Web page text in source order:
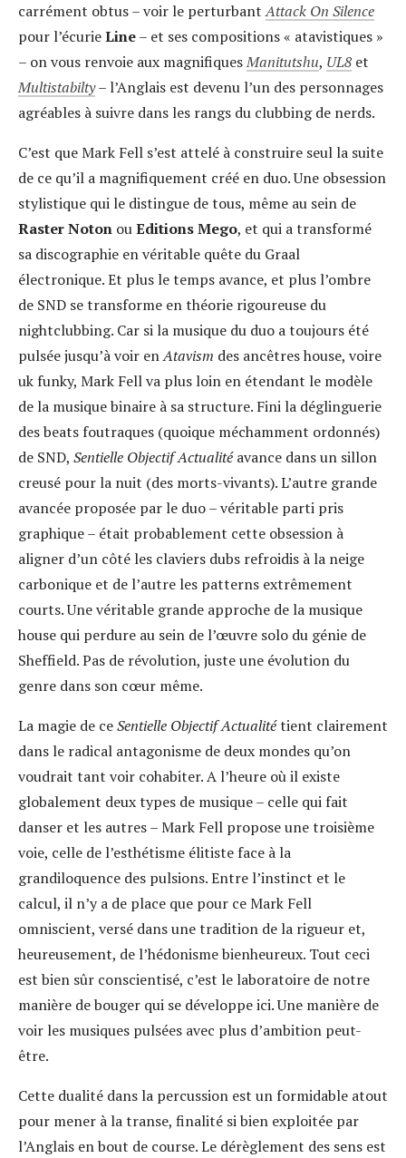
carrément obtus – voir le perturbantAttack On Silence
pour l’écurieLine– et ses compositions « atavistiques »
– on vous renvoie aux magnifiquesManitutshu, UL8 et
Multistabilty– l’Anglais est devenu l’un des personnages
agréables à suivre dans les rangs du clubbing de nerds.
C’est que Mark Fell s’est attelé à construire seul la suite
de ce qu’il a magnifiquement créé en duo. Une obsession
stylistique qui le distingue de tous, même au sein de
Raster Noton ouEditions Mego, et qui a transformé
sa discographie en véritable quête du Graal
électronique. Et plus le temps avance, et plus l’ombre
de SND se transforme en théorie rigoureuse du
nightclubbing. Car si la musique du duo a toujours été
pulsée jusqu’à voir enAtavism des ancêtres house, voire
uk funky, Mark Fell va plus loin en étendant le modèle
de la musique binaire à sa structure. Fini la déglinguerie
des beats foutraques (quoique méchamment ordonnés)
de SND, Sentielle Objectif Actualitéavance dans un sillon
creusé pour la nuit (des morts-vivants). L’autre grande
avancée proposée par le duo – véritable parti pris
graphique – était probablement cette obsession à
aligner d’un côté les claviers dubs refroidis à la neige
carbonique et de l’autre les patterns extrêmement
courts. Une véritable grande approche de la musique
house qui perdure au sein de l’œuvre solo du génie de
Sheffield. Pas de révolution, juste une évolution du
genre dans son cœur même.
La magie de ceSentielle Objectif Actualitétient clairement
dans le radical antagonisme de deux mondes qu’on
voudrait tant voir cohabiter. A l’heure où il existe
globalement deux types de musique – celle qui fait
danser et les autres – Mark Fell propose une troisième
voie, celle de l’esthétisme élitiste face à la
grandiloquence des pulsions. Entre l’instinct et le
calcul, il n’y a de place que pour ce Mark Fell
omniscient, versé dans une tradition de la rigueur et,
heureusement, de l’hédonisme bienheureux. Tout ceci
est bien sûr conscientisé, c’est le laboratoire de notre
manière de bouger qui se développe ici. Une manière de
voir les musiques pulsées avec plus d’ambition peut-
être.
Cette dualité dans la percussion est un formidable atout
pour mener à la transe, finalité si bien exploitée par
l’Anglais en bout de course. Le dérèglement des sens est